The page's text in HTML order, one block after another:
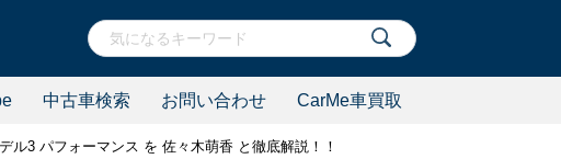
中古車検索 お問い合わせ CarMe車買取
ル3 パフォーマンス を 佐々木萌香 と徹底解説！！